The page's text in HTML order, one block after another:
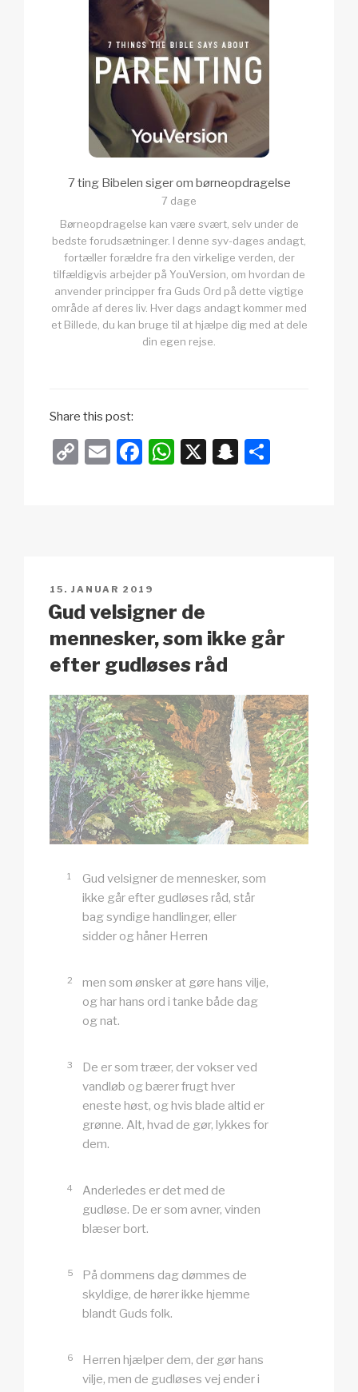
7 ting Bibelen siger om børneopdragelse
7 dage
Børneopdragelse kan være svært, selv under de
bedste forudsætninger. I denne syv-dages andagt,
fortæller forældre fra den virkelige verden, der
tilfældigvis arbejder på YouVersion, om hvordan de
anvender principper fra Guds Ord på dette vigtige
område af deres liv. Hver dags andagt kommer med
et Billede, du kan bruge til at hjælpe dig med at dele
din egen rejse.
Share this post:
C
n
k
E
F
o
o
k
W
p
X
S
UDGIVET
DEN
15. JANUAR 2019
Gud velsigner de
mennesker, som ikke går
efter gudløses råd
1
Gud velsigner de mennesker, som
ikke går efter gudløses råd, står
bag syndige handlinger, eller
sidder og håner Herren
2
men som ønsker at gøre hans vilje,
og har hans ord i tanke både dag
og nat.
3
De er som træer, der vokser ved
vandløb og bærer frugt hver
eneste høst, og hvis blade altid er
grønne. Alt, hvad de gør, lykkes for
dem.
4
Anderledes er det med de
gudløse. De er som avner, vinden
blæser bort.
5
På dommens dag dømmes de
skyldige, de hører ikke hjemme
blandt Guds folk.
6
Herren hjælper dem, der gør hans
vilje, men de gudløses vej ender i